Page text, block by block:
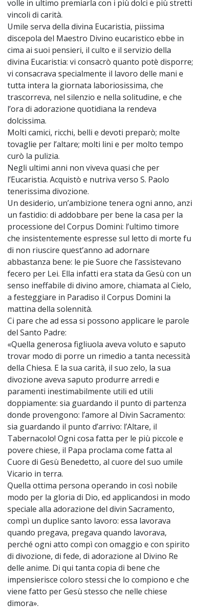
volle in ultimo premiarla con i più dolci e più stretti
vincoli di carità.
Umile serva della divina Eucaristia, piissima
discepola del Maestro Divino eucaristico ebbe in
cima ai suoi pensieri, il culto e il servizio della
divina Eucaristia: vi consacrò quanto potè disporre;
vi consacrava specialmente il lavoro delle mani e
tutta intera la giornata laboriosissima, che
trascorreva, nel silenzio e nella solitudine, e che
l’ora di adorazione quotidiana la rendeva
dolcissima.
Molti camici, ricchi, belli e devoti preparò; molte
tovaglie per l’altare; molti lini e per molto tempo
curò la pulizia.
Negli ultimi anni non viveva quasi che per
l’Eucaristia. Acquistò e nutriva verso S. Paolo
tenerissima divozione.
Un desiderio, un’ambizione tenera ogni anno, anzi
un fastidio: di addobbare per bene la casa per la
processione del Corpus Domini: l’ultimo timore
che insistentemente espresse sul letto di morte fu
di non riuscire quest’anno ad adornare
abbastanza bene: le pie Suore che l’assistevano
fecero per Lei. Ella infatti era stata da Gesù con un
senso ineffabile di divino amore, chiamata al Cielo,
a festeggiare in Paradiso il Corpus Domini la
mattina della solennità.
Ci pare che ad essa si possono applicare le parole
del Santo Padre:
«Quella generosa figliuola aveva voluto e saputo
trovar modo di porre un rimedio a tanta necessità
della Chiesa. E la sua carità, il suo zelo, la sua
divozione aveva saputo produrre arredi e
paramenti inestimabilmente utili ed utili
doppiamente: sia guardando il punto di partenza
donde provengono: l’amore al Divin Sacramento:
sia guardando il punto d’arrivo: l’Altare, il
Tabernacolo! Ogni cosa fatta per le più piccole e
povere chiese, il Papa proclama come fatta al
Cuore di Gesù Benedetto, al cuore del suo umile
Vicario in terra.
Quella ottima persona operando in così nobile
modo per la gloria di Dio, ed applicandosi in modo
speciale alla adorazione del divin Sacramento,
compì un duplice santo lavoro: essa lavorava
quando pregava, pregava quando lavorava,
perché ogni atto compì con omaggio e con spirito
di divozione, di fede, di adorazione al Divino Re
delle anime. Di qui tanta copia di bene che
impensierisce coloro stessi che lo compiono e che
viene fatto per Gesù stesso che nelle chiese
dimora».